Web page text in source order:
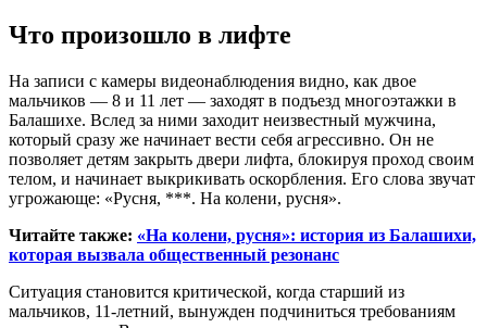
Что произошло в лифте
На записи с камеры видеонаблюдения видно, как двое
мальчиков — 8 и 11 лет — заходят в подъезд многоэтажки в
Балашихе. Вслед за ними заходит неизвестный мужчина,
который сразу же начинает вести себя агрессивно. Он не
позволяет детям закрыть двери лифта, блокируя проход своим
телом, и начинает выкрикивать оскорбления. Его слова звучат
угрожающе: «Русня, ***. На колени, русня».
Читайте также: «На колени, русня»: история из Балашихи,
которая вызвала общественный резонанс
Ситуация становится критической, когда старший из
мальчиков, 11-летний, вынужден подчиниться требованиям